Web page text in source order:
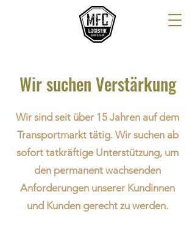
Wir suchen Verstärkung
Wir sind seit über 15 Jahren auf dem
Transportmarkt tätig. Wir suchen ab
sofort tatkräftige Unterstützung, um
den permanent wachsenden
Anforderungen unserer Kundinnen
und Kunden gerecht zu werden.